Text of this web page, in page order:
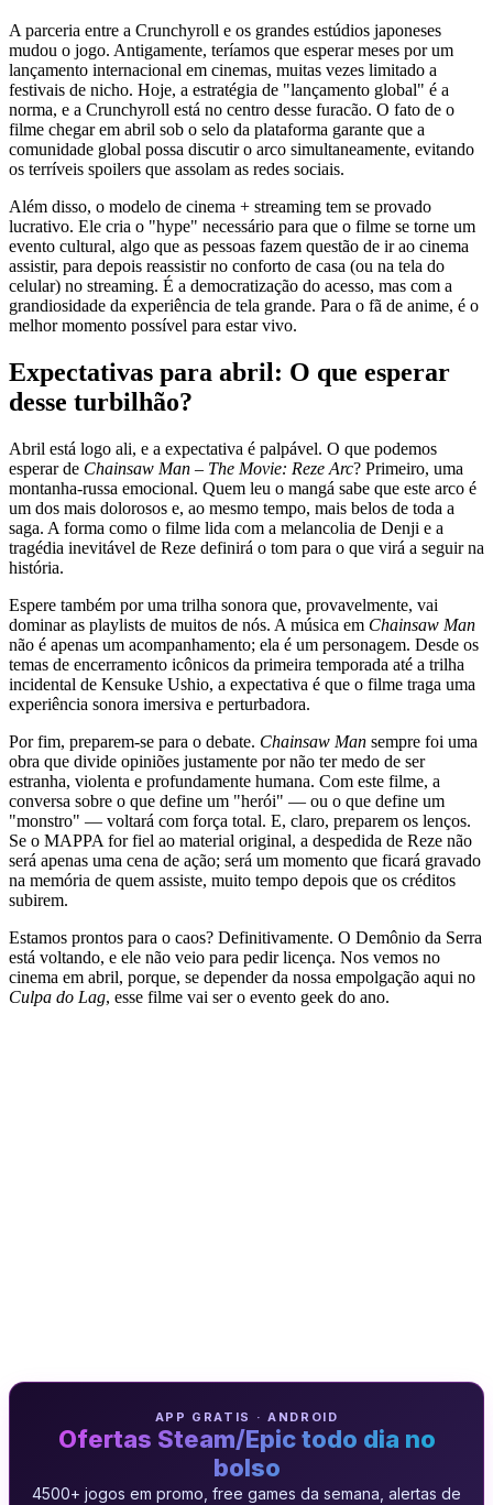
A parceria entre a Crunchyroll e os grandes estúdios japoneses
mudou o jogo. Antigamente, teríamos que esperar meses por um
lançamento internacional em cinemas, muitas vezes limitado a
festivais de nicho. Hoje, a estratégia de "lançamento global" é a
norma, e a Crunchyroll está no centro desse furacão. O fato de o
filme chegar em abril sob o selo da plataforma garante que a
comunidade global possa discutir o arco simultaneamente, evitando
os terríveis spoilers que assolam as redes sociais.
Além disso, o modelo de cinema + streaming tem se provado
lucrativo. Ele cria o "hype" necessário para que o filme se torne um
evento cultural, algo que as pessoas fazem questão de ir ao cinema
assistir, para depois reassistir no conforto de casa (ou na tela do
celular) no streaming. É a democratização do acesso, mas com a
grandiosidade da experiência de tela grande. Para o fã de anime, é o
melhor momento possível para estar vivo.
Expectativas para abril: O que esperar
desse turbilhão?
Abril está logo ali, e a expectativa é palpável. O que podemos
esperar de Chainsaw Man – The Movie: Reze Arc? Primeiro, uma
montanha-russa emocional. Quem leu o mangá sabe que este arco é
um dos mais dolorosos e, ao mesmo tempo, mais belos de toda a
saga. A forma como o filme lida com a melancolia de Denji e a
tragédia inevitável de Reze definirá o tom para o que virá a seguir na
história.
Espere também por uma trilha sonora que, provavelmente, vai
dominar as playlists de muitos de nós. A música em Chainsaw Man
não é apenas um acompanhamento; ela é um personagem. Desde os
temas de encerramento icônicos da primeira temporada até a trilha
incidental de Kensuke Ushio, a expectativa é que o filme traga uma
experiência sonora imersiva e perturbadora.
Por fim, preparem-se para o debate. Chainsaw Man sempre foi uma
obra que divide opiniões justamente por não ter medo de ser
estranha, violenta e profundamente humana. Com este filme, a
conversa sobre o que define um "herói" — ou o que define um
"monstro" — voltará com força total. E, claro, preparem os lenços.
Se o MAPPA for fiel ao material original, a despedida de Reze não
será apenas uma cena de ação; será um momento que ficará gravado
na memória de quem assiste, muito tempo depois que os créditos
subirem.
Estamos prontos para o caos? Definitivamente. O Demônio da Serra
está voltando, e ele não veio para pedir licença. Nos vemos no
cinema em abril, porque, se depender da nossa empolgação aqui no
Culpa do Lag, esse filme vai ser o evento geek do ano.
APP GRATIS · ANDROID
Ofertas Steam/Epic todo dia no
bolso
4500+ jogos em promo, free games da semana, alertas de